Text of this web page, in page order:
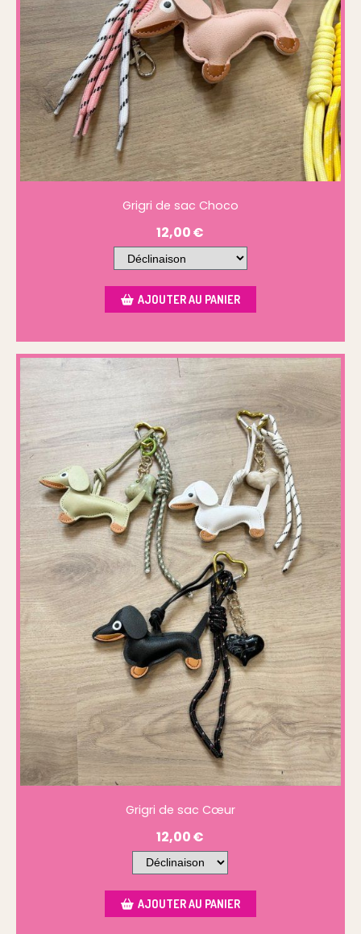
Grigri de sac Choco
12,00€
AJOUTER AU PANIER
Grigri de sac Cœur
12,00€
AJOUTER AU PANIER